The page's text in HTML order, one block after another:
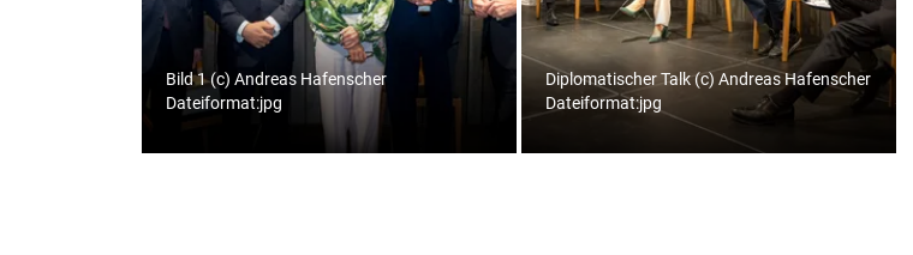
Bild 1 (c) Andreas Hafenscher
Dateiformat:jpg
Diplomatischer Talk (c) Andreas Hafenscher
Dateiformat:jpg